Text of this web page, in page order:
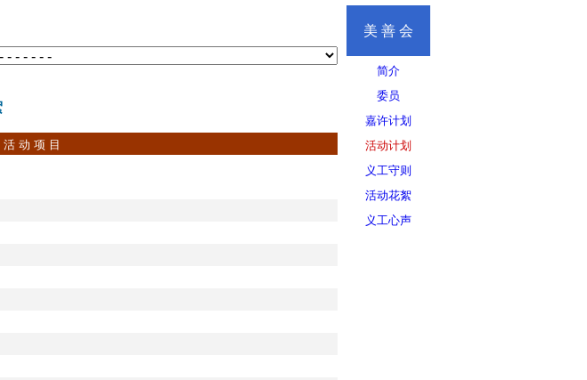
活 动 项 目
美 善 会
简介
委员
嘉许计划
活动计划
义工守则
活动花絮
义工心声